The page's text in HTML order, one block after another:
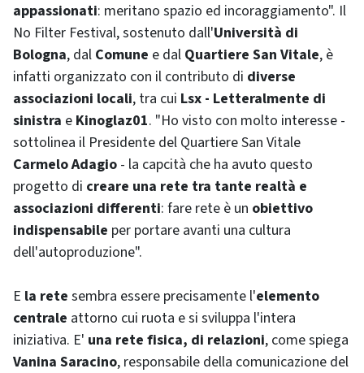
appassionati: meritano spazio ed incoraggiamento". Il
No Filter Festival, sostenuto dall'Università di
Bologna, dal Comune e dal Quartiere San Vitale, è
infatti organizzato con il contributo di diverse
associazioni locali, tra cui Lsx - Letteralmente di
sinistra e Kinoglaz01. "Ho visto con molto interesse -
sottolinea il Presidente del Quartiere San Vitale
Carmelo Adagio - la capcità che ha avuto questo
progetto di creare una rete tra tante realtà e
associazioni differenti: fare rete è un obiettivo
indispensabile per portare avanti una cultura
dell'autoproduzione".
E la rete sembra essere precisamente l'elemento
centrale attorno cui ruota e si sviluppa l'intera
iniziativa. E' una rete fisica, di relazioni, come spiega
Vanina Saracino, responsabile della comunicazione del